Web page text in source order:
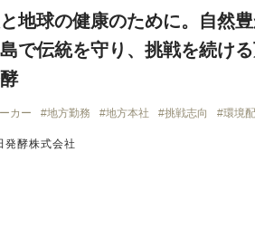
地球の健康のために。自然
で伝統を守り、挑戦を続ける
カー 地方勤務 地方本社 挑戦志向 環境
発酵株式会社